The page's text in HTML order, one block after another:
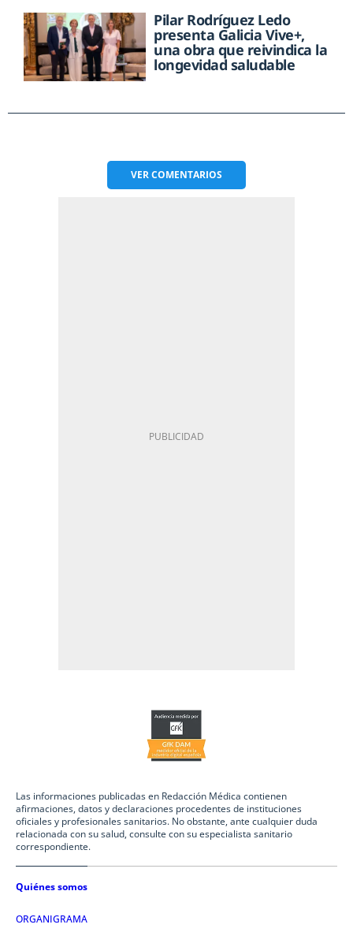
Pilar Rodríguez Ledo
presenta Galicia Vive+,
una obra que reivindica la
longevidad saludable
VERCOMENTARIOS
Las informaciones publicadas en Redacción Médica contienen
afirmaciones, datos y declaraciones procedentes de instituciones
oficiales y profesionales sanitarios. No obstante, ante cualquier duda
relacionada con su salud, consulte con su especialista sanitario
correspondiente.
Quiénes somos
ORGANIGRAMA